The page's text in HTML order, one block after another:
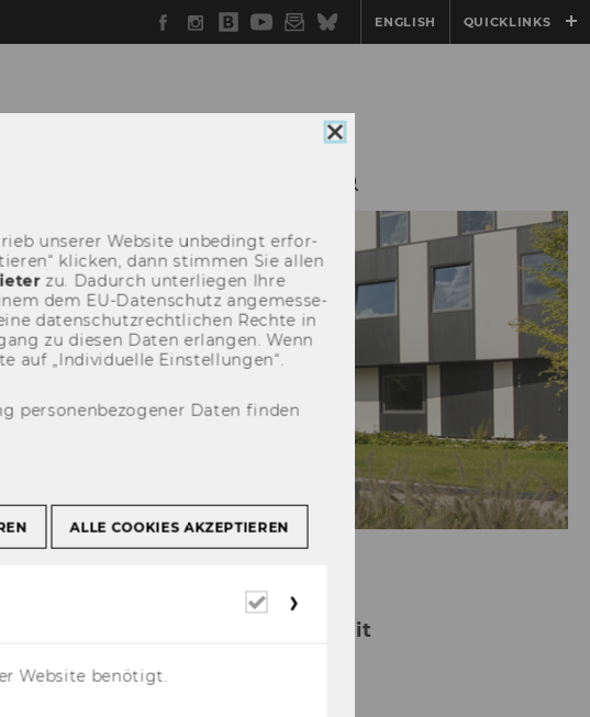
Facebook
Instagram
WU
Blog
YouTube
Newsletter
BlueskyENGLISH QUICKLINKS
Institut für Nonprofit
Governance
Cookie
schließen
un­se­rer Web­site un­be­dingt er­for­
kli­cken, dann stim­men Sie allen
zu. Da­durch un­ter­lie­gen Ihre
dem EU-​Datenschutz an­ge­mes­se­
da­ten­schutz­recht­li­chen Rech­te in
zu die­sen Daten er­lan­gen. Wenn
auf „In­di­vi­du­el­le Ein­stel­lun­gen“.
personenbezogener Daten finden
ALLE COOKIES AKZEPTIEREN
Erforderliche
Website benötigt.